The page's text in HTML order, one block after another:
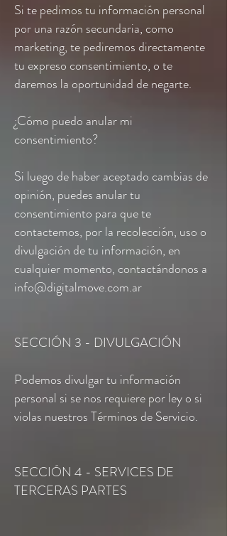
Si te pedimos tu información personal
por una razón secundaria, como
marketing, te pediremos directamente
tu expreso consentimiento, o te
daremos la oportunidad de negarte.
¿Cómo puedo anular mi
consentimiento?
Si luego de haber aceptado cambias de
opinión, puedes anular tu
consentimiento para que te
contactemos, por la recolección, uso o
divulgación de tu información, en
cualquier momento, contactándonos a
info@digitalmove.com.ar
SECCIÓN 3 - DIVULGACIÓN
Podemos divulgar tu información
personal si se nos requiere por ley o si
violas nuestros Términos de Servicio.
SECCIÓN 4 - SERVICES DE
TERCERAS PARTES